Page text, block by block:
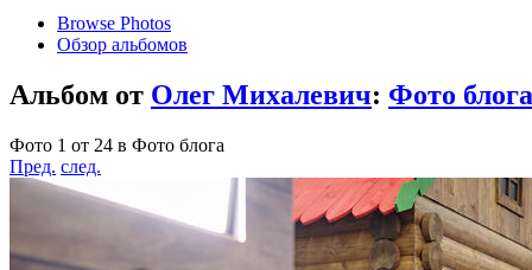
Browse Photos
Обзор альбомов
Альбом от Олег Михалевич: Фото блога
Фото 1 от 24 в Фото блога
Пред. след.